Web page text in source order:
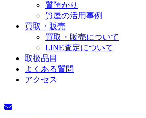
質預かり
質屋の活用事例
買取・販売
買取・販売について
LINE査定について
取扱品目
よくある質問
アクセス